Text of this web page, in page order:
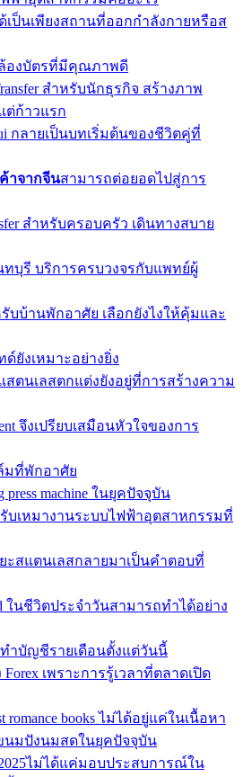
ด้เป็นเพียงสถานที่ออกกำลังกายหรือส
องบัตรที่มีคุณภาพดี
สำหรับนักธุรกิจ สร้างภาพ
ก้าวแรก
กลายเป็นบทเริ่มต้นของชีวิตคู่ที่
าจากจีนสามารถต่อยอดไปสู่การ
สำหรับครอบครัว เดินทางสบาย
บุรี บริการครบวงจรกับแพทย์ผู้
บบ้านพักอาศัย เลือกยังไงให้คุ้มและ
ด์ยังเหมาะอย่างยิ่ง
ตนเลสตกแต่งยังอยู่ที่การสร้างความ
จึงเปรียบเสมือนหัวใจของการ
มที่พักอาศัย
machine ในยุคปัจจุบัน
บเหมางานระบบไฟฟ้าอุตสาหกรรมที่
ะสแตนเลสกลายมาเป็นคำตอบที่
ในชีวิตประจำวันสามารถทำได้อย่าง
ำบัญชีรายเดือนตั้งแต่วันนี้
เพราะการรู้เวลาที่ตลาดเปิด
romance books ไม่ได้อยู่แค่ในเนื้อหา
นมปังนมสดในยุคปัจจุบัน
ไม่ได้แค่มอบประสบการณ์ใน